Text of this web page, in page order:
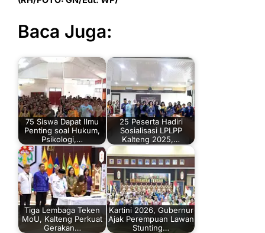
Baca Juga:
75 Siswa Dapat Ilmu
Penting soal Hukum,
Psikologi,…
25 Peserta Hadiri
Sosialisasi LPLPP
Kalteng 2025,…
Tiga Lembaga Teken
MoU, Kalteng Perkuat
Gerakan…
Kartini 2026, Gubernur
Ajak Perempuan Lawan
Stunting…